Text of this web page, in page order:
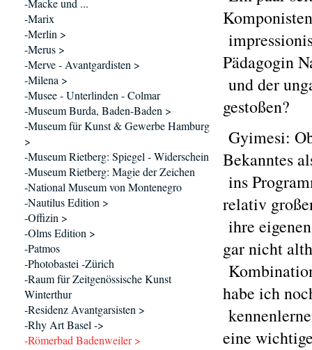
Pädagogin
und der
gestoßen?
Gyimesi:
Bekanntes
ins
relativ
ihre
gar nicht
habe ich
eine
-Macke und ...
-Marix
-Merlin >
-Merus >
-Merve - Avantgardisten >
-Milena >
-Musee - Unterlinden - Colmar
-Museum Burda, Baden-Baden >
-Museum für Kunst & Gewerbe Hamburg
>
-Museum Rietberg: Spiegel - Widerschein
-Museum Rietberg: Magie der Zeichen
-National Museum von Montenegro
-Nautilus Edition >
-Offizin >
-Olms Edition >
-Patmos
-Photobastei -Zürich
-Raum für Zeitgenössische Kunst
Winterthur
-Residenz Avantgarsisten >
-Rhy Art Basel ->
-Römerbad Badenweiler >